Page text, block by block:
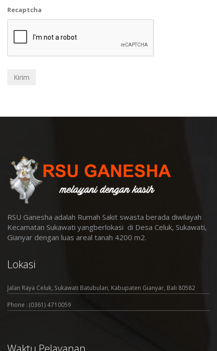
Recaptcha
RSU Ganesha adalah Rumah Sakit swasta berada diwilayah
Kecamatan Sukawati yangberlokasi di Desa Celuk, Sukawati,
Gianyar dengan luas areal tanah 4200 m2.
Lokasi
Jalan Raya Celuk, Sukawati Batubulan, Kabupaten Gianyar, Bali 80582
Phone : (0361) 4710059